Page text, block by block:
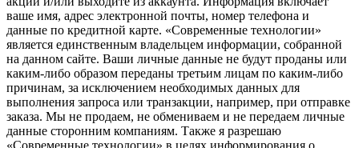
ваше имя, адрес электронной почты, номер телефона и
данные по кредитной карте. «Современные технологии»
является единственным владельцем информации, собранной
на данном сайте. Ваши личные данные не будут проданы или
каким-либо образом переданы третьим лицам по каким-либо
причинам, за исключением необходимых данных для
выполнения запроса или транзакции, например, при отправке
заказа. Мы не продаем, не обмениваем и не передаем личные
данные сторонним компаниям. Также я разрешаю
«Современные технологии» в целях информирования о